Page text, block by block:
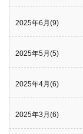
2025年6月(9)
2025年5月(5)
2025年4月(6)
2025年3月(6)